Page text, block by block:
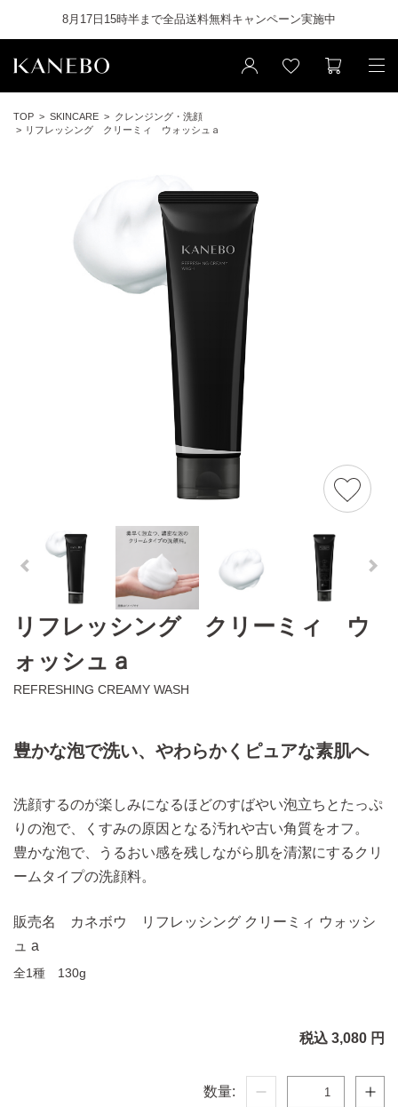
8月17日15時半まで全品送料無料キャンペーン実施中
TOP SKINCARE
クレンジング・洗顔
リフレッシング クリーミィ ウォッシュａ
リフレッシング クリーミィ ウ
ォッシュａ
REFRESHING CREAMY WASH
豊かな泡で洗い、やわらかくピュアな素肌へ​
洗顔するのが楽しみになるほどのすばやい泡立ちとたっぷ
りの泡で、くすみの原因となる汚れや古い角質をオフ。
豊かな泡で、うるおい感を残しながら肌を清潔にするクリ
ームタイプの洗顔料。
販売名 カネボウ リフレッシング クリーミィ ウォッシ
ュ a
全1種 130g
税込 3,080 円
数量: